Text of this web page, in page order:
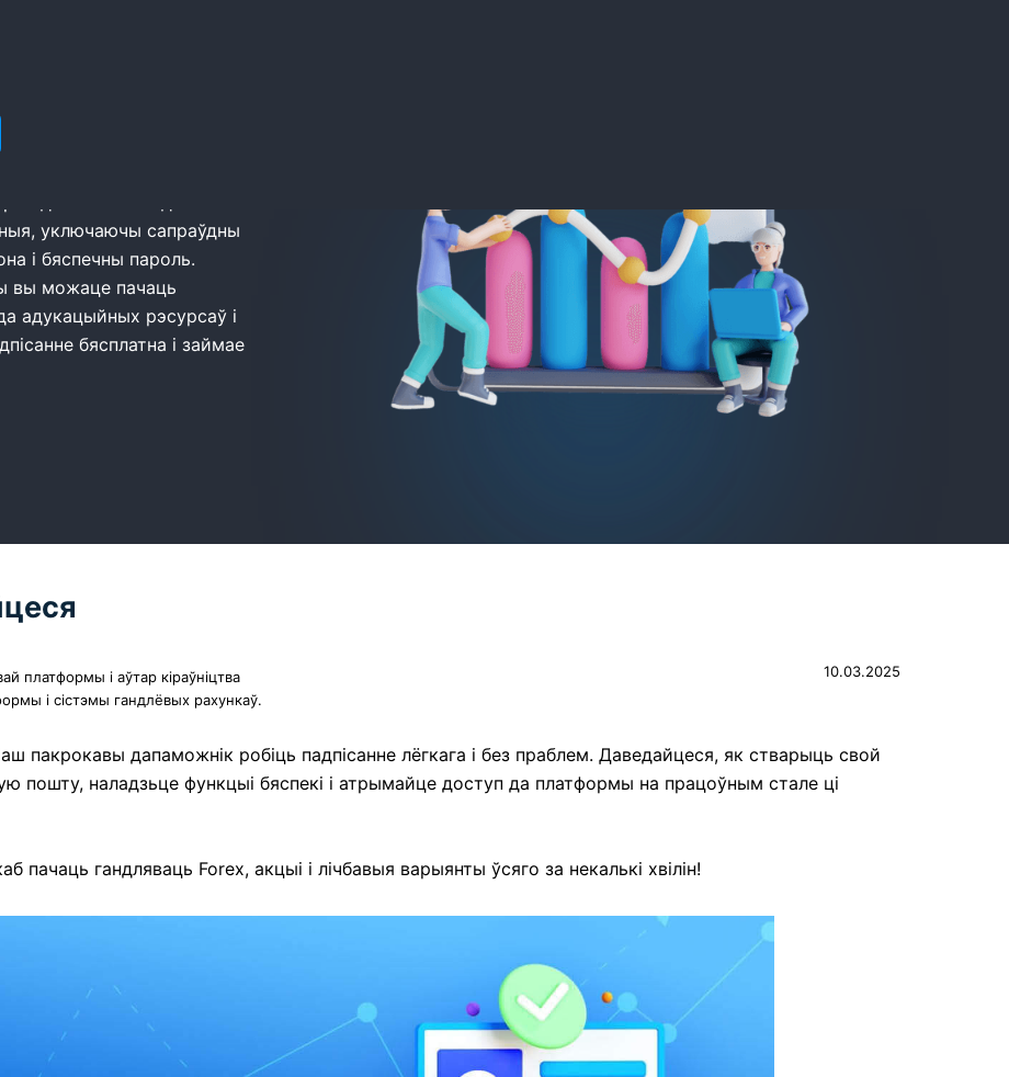
да вашага гандлёвага
уключаючы сапраўдны
і бяспечны пароль.
вы можаце пачаць
адукацыйных рэсурсаў і
бясплатна і займае
платформы і аўтар кіраўніцтва
і сістэмы гандлёвых рахункаў.
10.03.2025
пакрокавы дапаможнік робіць падпісанне лёгкага і без праблем. Даведайцеся, як стварыць свой
пошту, наладзьце функцыі бяспекі і атрымайце доступ да платформы на працоўным стале ці
пачаць гандляваць Forex, акцыі і лічбавыя варыянты ўсяго за некалькі хвілін!